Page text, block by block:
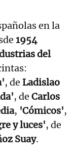
en la
1954
del
, de Ladislao
, de Carlos
, 'Cómicos',
y luces', de
Suay.